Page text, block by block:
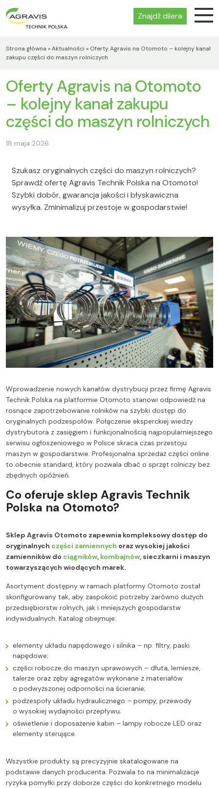
Znajdź dilera
Strona główna »Aktualności » Oferty Agravis na Otomoto – kolejny kanał
zakupu części do maszyn rolniczych
Oferty Agravis na Otomoto
– kolejny kanał zakupu
części do maszyn rolniczych
18 maja 2026
Szukasz oryginalnych części do maszyn rolniczych?
Sprawdź ofertę Agravis Technik Polska na Otomoto!
Szybki dobór, gwarancja jakości i błyskawiczna
wysyłka. Zminimalizuj przestoje w gospodarstwie!
Wprowadzenie nowych kanałów dystrybucji przez firmę Agravis
Technik Polska na platformie Otomoto stanowi odpowiedź na
rosnące zapotrzebowanie rolników na szybki dostęp do
oryginalnych podzespołów. Połączenie eksperckiej wiedzy
dystrybutora z zasięgiem i funkcjonalnością najpopularniejszego
serwisu ogłoszeniowego w Polsce skraca czas przestoju
maszyn w gospodarstwie. Profesjonalna sprzedaż części online
to obecnie standard, który pozwala dbać o sprzęt rolniczy bez
zbędnych opóźnień.
Co oferuje sklep Agravis Technik
Polska na Otomoto?
Sklep Agravis Otomoto zapewnia kompleksowy dostęp do
oryginalnych części zamiennych oraz wysokiej jakości
zamienników do ciągników, kombajnów, sieczkarni i maszyn
towarzyszących wiodących marek.
Asortyment dostępny w ramach platformy Otomoto został
skonfigurowany tak, aby zaspokoić potrzeby zarówno dużych
przedsiębiorstw rolnych, jak i mniejszych gospodarstw
indywidualnych. Katalog obejmuje:
elementy układu napędowego i silnika – np. filtry, paski
napędowe;
części robocze do maszyn uprawowych – dłuta, lemiesze,
talerze oraz zęby agregatów wykonane z materiałów
o podwyższonej odporności na ścieranie;
podzespoły układu hydraulicznego – pompy, przewody
o wysokiej wydajności przepływu;
oświetlenie i doposażenie kabin – lampy robocze LED oraz
elementy sterujące.
Wszystkie produkty są precyzyjnie skatalogowane na
podstawie danych producenta. Pozwala to na minimalizacje
ryzyka pomyłki przy doborze części do konkretnego modelu